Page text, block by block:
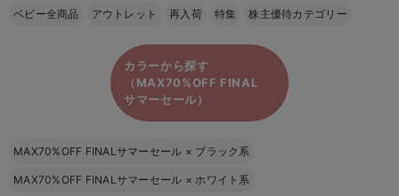
ベビー全商品 アウトレット 再入荷 特集 株主優待カテゴリー
カラーから探す
（MAX70%OFF FINAL
サマーセール）
MAX70%OFF FINALサマーセール × ブラック系
MAX70%OFF FINALサマーセール × ホワイト系